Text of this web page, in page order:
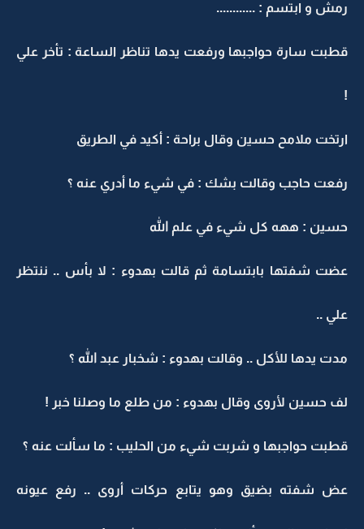
رمش و ابتسم : ............
قطبت سارة حواجبها ورفعت يدها تناظر الساعة : تأخر علي
!
ارتخت ملامح حسين وقال براحة : أكيد في الطريق
رفعت حاجب وقالت بشك : في شيء ما أدري عنه ؟
حسين : ههه كل شيء في علم الله
عضت شفتها بابتسامة ثم قالت بهدوء : لا بأس .. ننتظر
علي ..
مدت يدها للأكل .. وقالت بهدوء : شخبار عبد الله ؟
لف حسين لأروى وقال بهدوء : من طلع ما وصلنا خبر !
قطبت حواجبها و شربت شيء من الحليب : ما سألت عنه ؟
عض شفته بضيق وهو يتابع حركات أروى .. رفع عيونه